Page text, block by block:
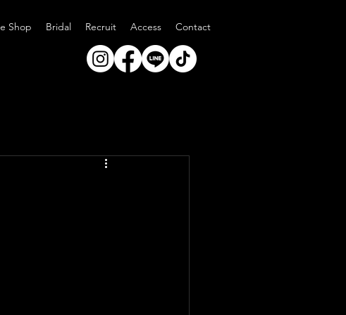
Shop Bridal Recruit Access Contact